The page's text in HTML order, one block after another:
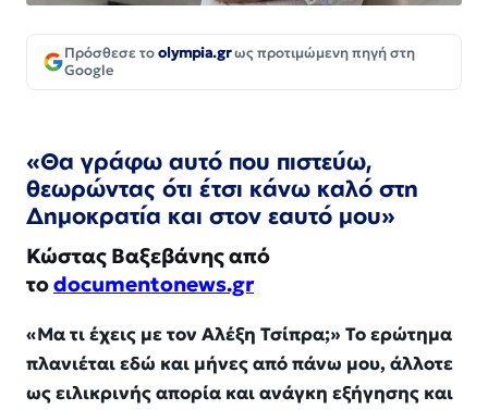
Πρόσθεσε τοolympia.grως προτιμώμενη πηγή στη
Google
«Θα γράφω αυτό που πιστεύω,
θεωρώντας ότι έτσι κάνω καλό στη
Δημοκρατία και στον εαυτό μου»
Κώστας Βαξεβάνης από
τοdocumentonews.gr
«Μα τι έχεις με τον Αλέξη Τσίπρα;» Το ερώτημα
πλανιέται εδώ και μήνες από πάνω μου, άλλοτε
ως ειλικρινής απορία και ανάγκη εξήγησης και